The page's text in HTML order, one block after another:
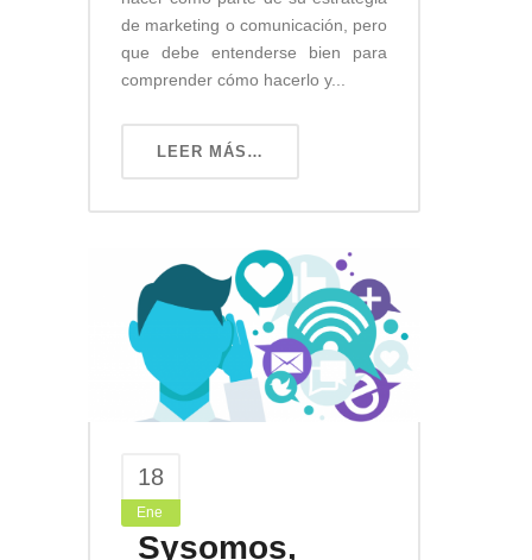
de marketing o comunicación, pero
que debe entenderse bien para
comprender cómo hacerlo y...
LEER MÁS…
18
Ene
Sysomos,